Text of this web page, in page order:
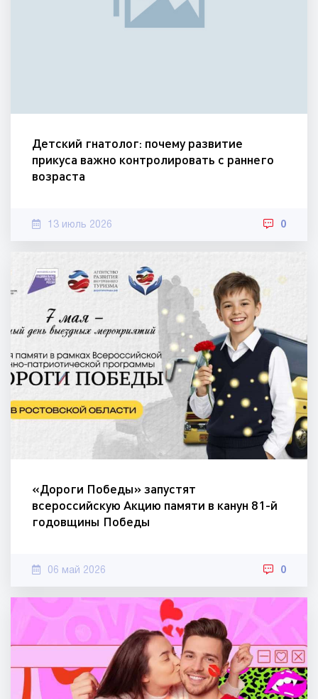
Детский гнатолог: почему развитие
прикуса важно контролировать с раннего
возраста
13 июль 2026 0
«Дороги Победы» запустят
всероссийскую Акцию памяти в канун 81-й
годовщины Победы
06 май 2026 0